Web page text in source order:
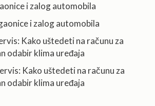
i zalog automobila
i zalog automobila
Kako uštedeti na računu za
odabir klima uređaja
Kako uštedeti na računu za
odabir klima uređaja